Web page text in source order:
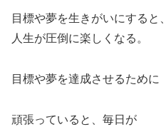
目標や夢を生きがいにすると、
人生が圧倒に楽しくなる。
目標や夢を達成させるために
頑張っていると、毎日が